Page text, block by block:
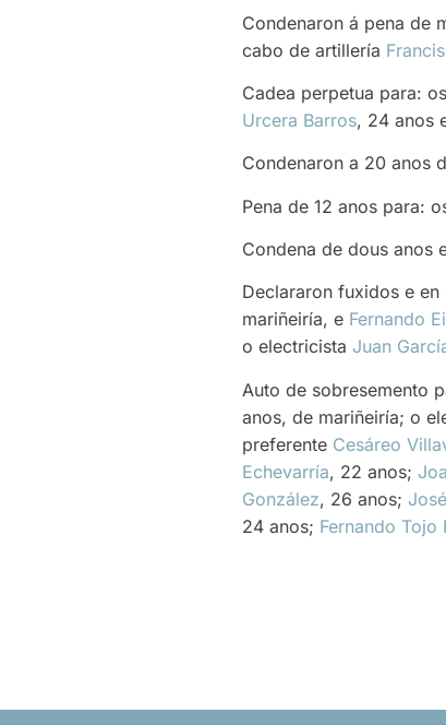
Condenaron á pena de
cabo de artillería
Cadea perpetua para:
Urcera Barros, 24 anos
Condenaron a 20 anos
Pena de 12 anos para:
Condena de dous anos
Declararon fuxidos e
mariñeiría, e Fernando
o electricista Juan
Auto de sobresemento
anos, de mariñeiría; o
preferente Cesáreo
Echevarría, 22 anos;
González, 26 anos;
24 anos; Fernando Tojo